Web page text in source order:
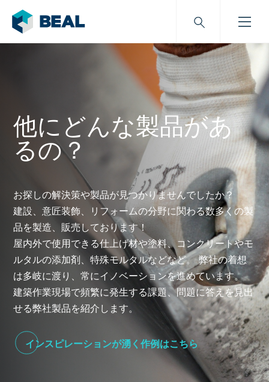
他にどんな製品があ
るの？
お探しの解決策や製品が見つかりませんでしたか？
建設、意匠装飾、リフォームの分野に関わる数多くの製
品を製造、販売しております！
屋内外で使用できる仕上げ材や塗料、コンクリートやモ
ルタルの添加剤、特殊モルタルなどなど。 弊社の着想
は多岐に渡り、常にイノベーションを進めています。
建築作業現場で頻繁に発生する課題、問題に答えを見出
せる弊社製品を紹介します。
インスピレーションが湧く作例はこちら